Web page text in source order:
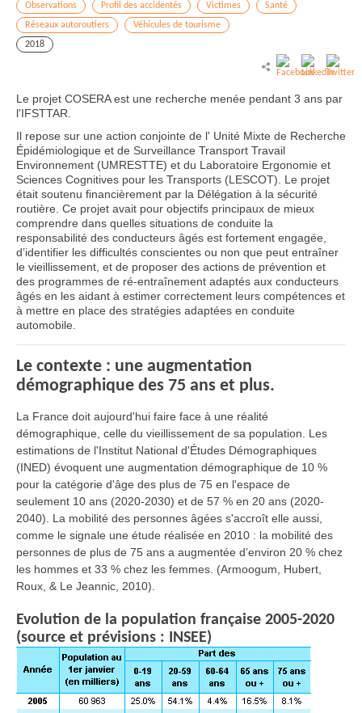
Observations Profil des accidentés Victimes
Santé
Réseaux autoroutiers
Véhicules de tourisme
2018
Le projet COSERA est une recherche menée pendant 3 ans par
l'IFSTTAR.
Il repose sur une action conjointe de l' Unité Mixte de Recherche
Épidémiologique et de Surveillance Transport Travail
Environnement (UMRESTTE) et du Laboratoire Ergonomie et
Sciences Cognitives pour les Transports (LESCOT). Le projet
était soutenu financièrement par la Délégation à la sécurité
routière. Ce projet avait pour objectifs principaux de mieux
comprendre dans quelles situations de conduite la
responsabilité des conducteurs âgés est fortement engagée,
d’identifier les difficultés conscientes ou non que peut entraîner
le vieillissement, et de proposer des actions de prévention et
des programmes de ré-entraînement adaptés aux conducteurs
âgés en les aidant à estimer correctement leurs compétences et
à mettre en place des stratégies adaptées en conduite
automobile.
Le contexte : une augmentation
démographique des 75 ans et plus.
La France doit aujourd'hui faire face à une réalité
démographique, celle du vieillissement de sa population. Les
estimations de l'Institut National d'Études Démographiques
(INED) évoquent une augmentation démographique de 10 %
pour la catégorie d'âge des plus de 75 en l'espace de
seulement 10 ans (2020-2030) et de 57 % en 20 ans (2020-
2040). La mobilité des personnes âgées s'accroît elle aussi,
comme le signale une étude réalisée en 2010 : la mobilité des
personnes de plus de 75 ans a augmentée d’environ 20 % chez
les hommes et 33 % chez les femmes. (Armoogum, Hubert,
Roux, & Le Jeannic, 2010).
Evolution de la population française 2005-2020
(source et prévisions : INSEE)